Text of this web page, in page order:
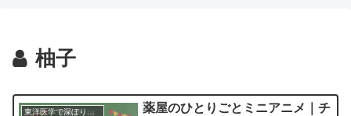
柚子
薬屋のひとりごとミニアニメ｜チ